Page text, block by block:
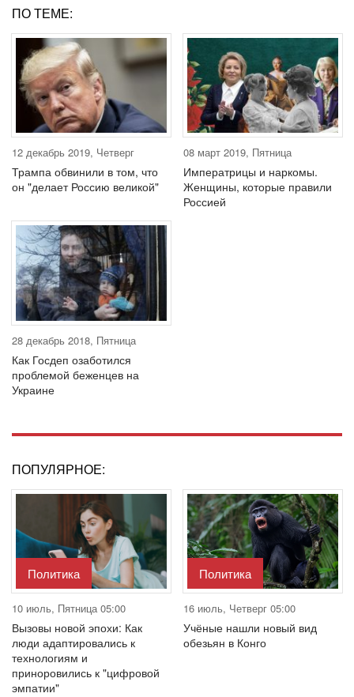
ПО ТЕМЕ:
12 декабрь 2019, Четверг
Трампа обвинили в том, что
он "делает Россию великой"
08 март 2019, Пятница
Императрицы и наркомы.
Женщины, которые правили
Россией
28 декабрь 2018, Пятница
Как Госдеп озаботился
проблемой беженцев на
Украине
ПОПУЛЯРНОЕ:
Политика
10 июль, Пятница 05:00
Вызовы новой эпохи: Как
люди адаптировались к
технологиям и
приноровились к "цифровой
эмпатии"
Политика
16 июль, Четверг 05:00
Учёные нашли новый вид
обезьян в Конго